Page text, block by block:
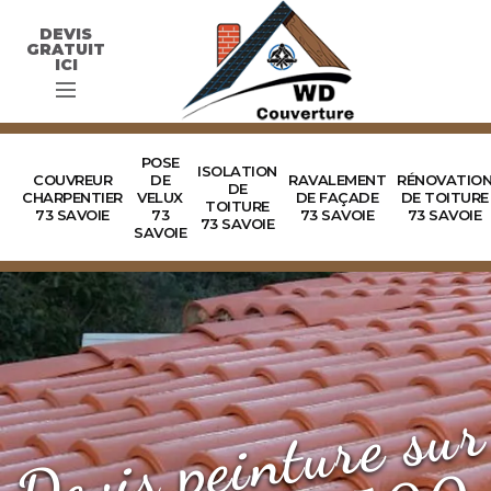
DEVIS
GRATUIT
ICI
COUVREUR
CHARPENTIER
73 SAVOIE
POSE
DE
VELUX
73
SAVOIE
ISOLATION
DE
TOITURE
73 SAVOIE
RAVALEMENT
DE FAÇADE
73 SAVOIE
RÉNOVATION
DE TOITURE
73 SAVOIE